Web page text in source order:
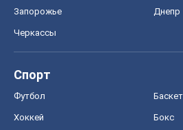
Запорожье Днепр
Черкассы
Спорт
Футбол
Хоккей Бокс